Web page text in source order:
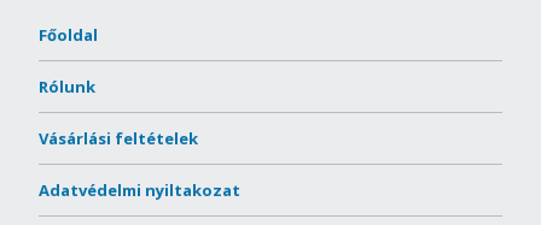
Főoldal
Rólunk
Vásárlási feltételek
Adatvédelmi nyiltakozat